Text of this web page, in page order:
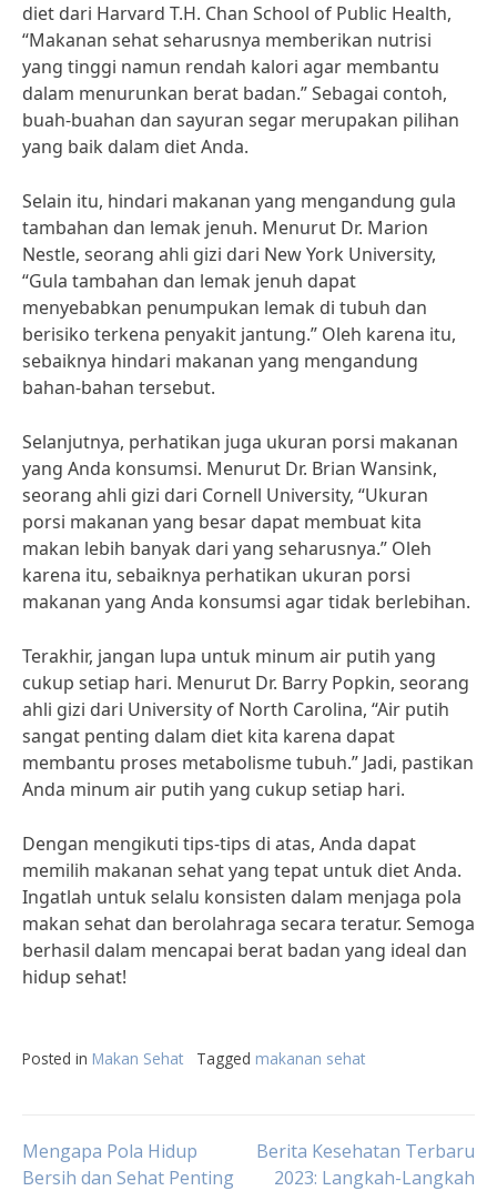
diet dari Harvard T.H. Chan School of Public Health,
“Makanan sehat seharusnya memberikan nutrisi
yang tinggi namun rendah kalori agar membantu
dalam menurunkan berat badan.” Sebagai contoh,
buah-buahan dan sayuran segar merupakan pilihan
yang baik dalam diet Anda.
Selain itu, hindari makanan yang mengandung gula
tambahan dan lemak jenuh. Menurut Dr. Marion
Nestle, seorang ahli gizi dari New York University,
“Gula tambahan dan lemak jenuh dapat
menyebabkan penumpukan lemak di tubuh dan
berisiko terkena penyakit jantung.” Oleh karena itu,
sebaiknya hindari makanan yang mengandung
bahan-bahan tersebut.
Selanjutnya, perhatikan juga ukuran porsi makanan
yang Anda konsumsi. Menurut Dr. Brian Wansink,
seorang ahli gizi dari Cornell University, “Ukuran
porsi makanan yang besar dapat membuat kita
makan lebih banyak dari yang seharusnya.” Oleh
karena itu, sebaiknya perhatikan ukuran porsi
makanan yang Anda konsumsi agar tidak berlebihan.
Terakhir, jangan lupa untuk minum air putih yang
cukup setiap hari. Menurut Dr. Barry Popkin, seorang
ahli gizi dari University of North Carolina, “Air putih
sangat penting dalam diet kita karena dapat
membantu proses metabolisme tubuh.” Jadi, pastikan
Anda minum air putih yang cukup setiap hari.
Dengan mengikuti tips-tips di atas, Anda dapat
memilih makanan sehat yang tepat untuk diet Anda.
Ingatlah untuk selalu konsisten dalam menjaga pola
makan sehat dan berolahraga secara teratur. Semoga
berhasil dalam mencapai berat badan yang ideal dan
hidup sehat!
Posted in Makan Sehat Tagged makanan sehat
Post
Mengapa Pola Hidup
Bersih dan Sehat Penting
Berita Kesehatan Terbaru
2023: Langkah-Langkah